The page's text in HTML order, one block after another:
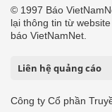
© 1997 Báo
lại thông tin từ
báo VietNamNet.
Liên hệ quảng cáo
Công ty Cổ phần